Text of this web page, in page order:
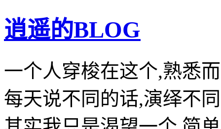
逍遥的BLOG
一个人穿梭在这个,熟悉
每天说不同的话,演绎不